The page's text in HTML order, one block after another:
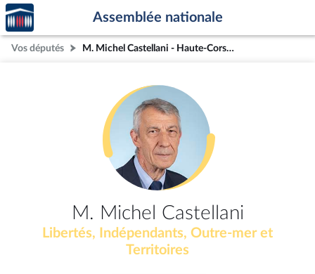
Aller au contenu
Aller en bas de la page
Accèder
à la
page
d'accueil
Assemblée nationale
Vos députés M. Michel Castellani - Haute-Corse (1re circonscription)
M. Michel Castellani
Libertés, Indépendants, Outre-mer et
Territoires